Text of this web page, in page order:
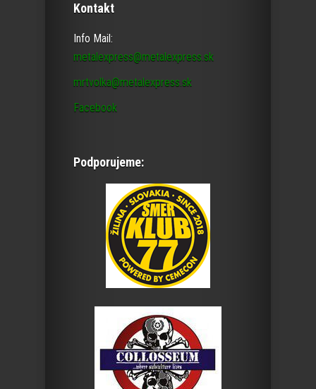
Kontakt
Info Mail:
metalexpress@metalexpress.sk
mrtvolka@metalexpress.sk
Facebook
Podporujeme: